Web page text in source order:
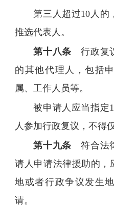
第三人超过10人的
推选代表人。
第十八条 行政复
的其他代理人，包括
属、工作人员等。
被申请人应当指定
人参加行政复议，不得
第十九条 符合法
请人申请法律援助的，
地或者行政争议发生
请。